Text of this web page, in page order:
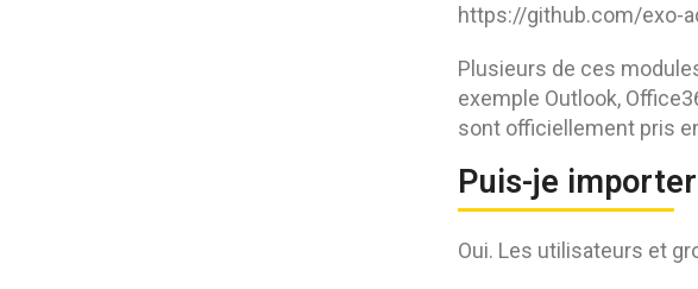
https://github.com/exo-
Plusieurs de ces
exemple Outlook,
sont officiellement pris
Puis-je
Oui. Les utilisateurs et